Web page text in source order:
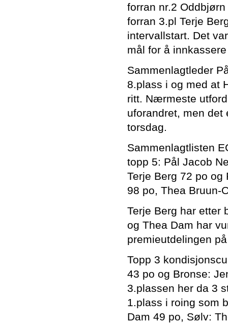
forran nr.2
forran 3.pl Terje
intervallstart. Det
mål for å
Sammenlagtleder
8.plass i og med at
ritt. Nærmeste
uforandret, men det
torsdag.
Sammenlagtlisten
topp 5: Pål Jacob
Terje Berg 72 po og
98 po, Thea Bruun-
Terje Berg har etter
og Thea Dam har
premieutdelingen
Topp 3
43 po og Bronse:
3.plassen her da 3
1.plass i roing som
Dam 49 po, Sølv: